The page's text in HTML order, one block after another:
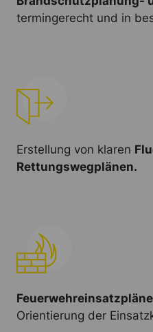
termingerecht und in
Erstellung von klaren
Rettungswegplänen.
Feuerwehreinsatzpläne
Orientierung der